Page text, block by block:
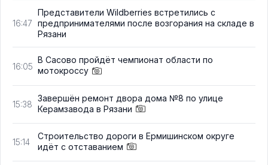
16:47
Представители Wildberries встретились с
предпринимателями после возгорания на складе в
Рязани
16:05
В Сасово пройдёт чемпионат области по
мотокроссу
15:38
Завершён ремонт двора дома №8 по улице
Керамзавода в Рязани
15:14
Строительство дороги в Ермишинском округе
идёт с отставанием